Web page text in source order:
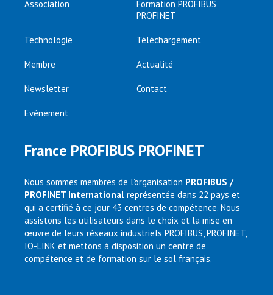
Association
Formation PROFIBUS
PROFINET
Technologie Téléchargement
Membre Actualité
Newsletter Contact
Evénement
France PROFIBUS PROFINET
Nous sommes membres de l’organisation PROFIBUS /
PROFINET International représentée dans 22 pays et
qui a certifié à ce jour 43 centres de compétence. Nous
assistons les utilisateurs dans le choix et la mise en
œuvre de leurs réseaux industriels PROFIBUS, PROFINET,
IO-LINK et mettons à disposition un centre de
compétence et de formation sur le sol français.